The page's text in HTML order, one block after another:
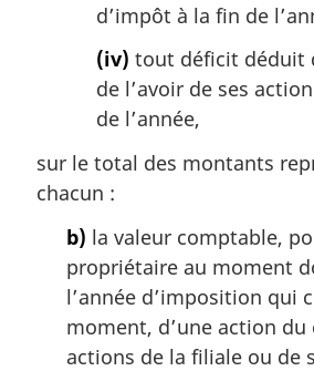
d’impôt à la fin de
(iv) tout déficit déduit
de l’avoir de ses
de l’année,
sur le total des montants
chacun :
b) la valeur comptable,
propriétaire au moment
l’année d’imposition qui
moment, d’une action du
actions de la filiale ou de